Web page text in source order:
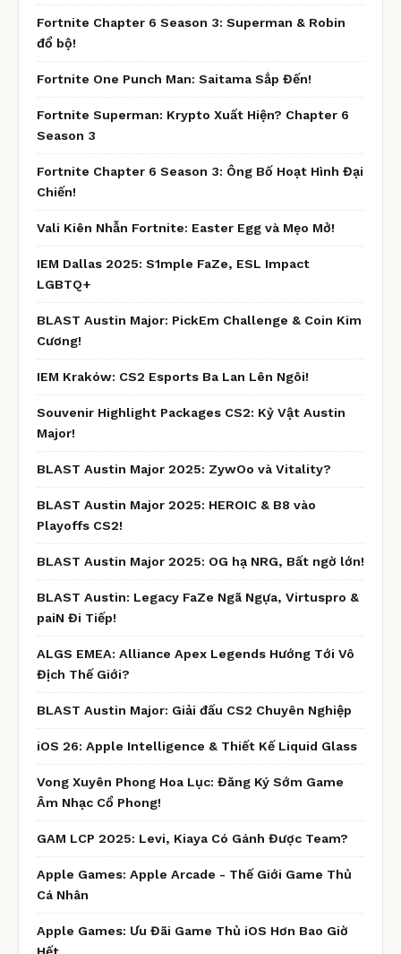
Fortnite Chapter 6 Season 3: Superman & Robin
đổ bộ!
Fortnite One Punch Man: Saitama Sắp Đến!
Fortnite Superman: Krypto Xuất Hiện? Chapter 6
Season 3
Fortnite Chapter 6 Season 3: Ông Bố Hoạt Hình Đại
Chiến!
Vali Kiên Nhẫn Fortnite: Easter Egg và Mẹo Mở!
IEM Dallas 2025: S1mple FaZe, ESL Impact
LGBTQ+
BLAST Austin Major: PickEm Challenge & Coin Kim
Cương!
IEM Kraków: CS2 Esports Ba Lan Lên Ngôi!
Souvenir Highlight Packages CS2: Kỷ Vật Austin
Major!
BLAST Austin Major 2025: ZywOo và Vitality?
BLAST Austin Major 2025: HEROIC & B8 vào
Playoffs CS2!
BLAST Austin Major 2025: OG hạ NRG, Bất ngờ lớn!
BLAST Austin: Legacy FaZe Ngã Ngựa, Virtuspro &
paiN Đi Tiếp!
ALGS EMEA: Alliance Apex Legends Hướng Tới Vô
Địch Thế Giới?
BLAST Austin Major: Giải đấu CS2 Chuyên Nghiệp
iOS 26: Apple Intelligence & Thiết Kế Liquid Glass
Vong Xuyên Phong Hoa Lục: Đăng Ký Sớm Game
Âm Nhạc Cổ Phong!
GAM LCP 2025: Levi, Kiaya Có Gánh Được Team?
Apple Games: Apple Arcade - Thế Giới Game Thủ
Cá Nhân
Apple Games: Ưu Đãi Game Thủ iOS Hơn Bao Giờ
Hết